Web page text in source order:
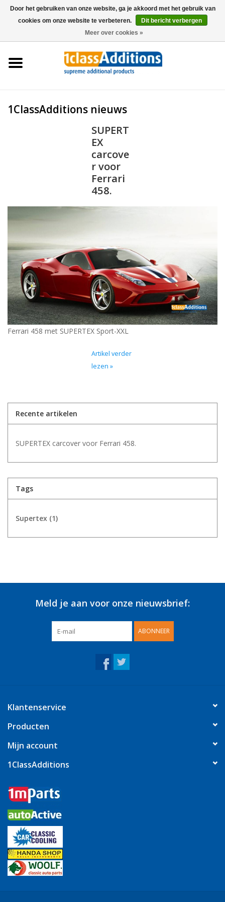
0 Artikelen - €0,00
Stalling
Nieuws
1ClassAdditions nieuws
SUPERT
EX
carcove
r voor
Ferrari
458.
Ferrari 458 met SUPERTEX Sport-XXL
Artikel verder
lezen »
Recente artikelen
SUPERTEX carcover voor Ferrari 458.
Tags
Supertex (1)
Meld je aan voor onze nieuwsbrief:
ABONNEER
Klantenservice
Producten
Mijn account
1ClassAdditions
Door het gebruiken van onze website, ga je akkoord met het gebruik van
cookies om onze website te verbeteren.
Dit bericht verbergen
Meer over cookies »